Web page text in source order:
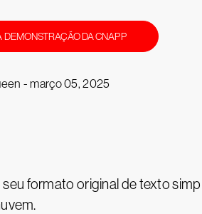
DEMONSTRAÇÃO DA CNAPP
-março 05, 2025
formato original de texto